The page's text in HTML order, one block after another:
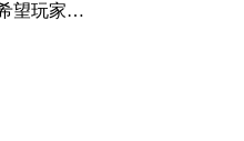
望玩家…